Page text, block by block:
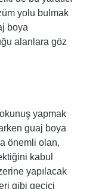
yolu bulmak
boya
alanlara göz
yapmak
guaj boya
önemli olan,
kabul
yapılacak
gibi geçici